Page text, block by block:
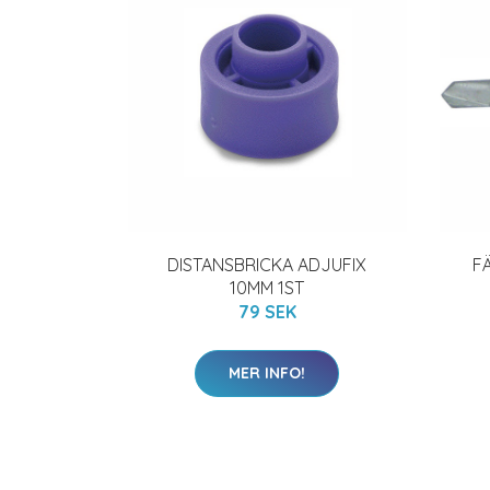
DISTANSBRICKA ADJUFIX
10MM 1ST
79 SEK
MER INFO!